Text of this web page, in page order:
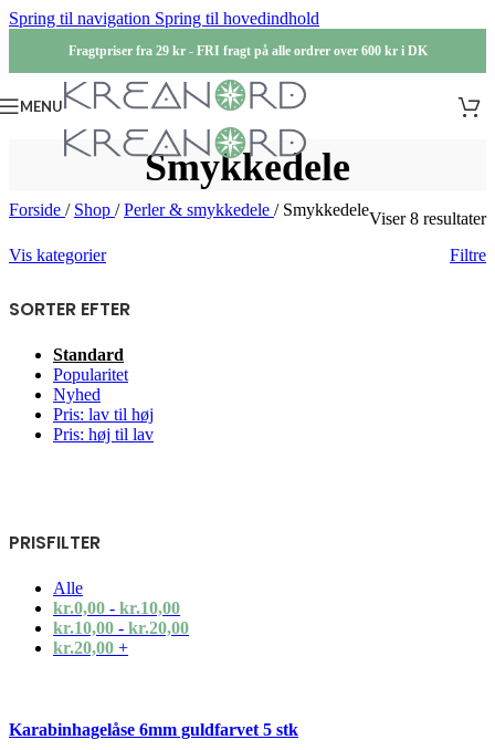
Spring til navigation Spring til hovedindhold
Fragtpriser fra 29 kr - FRI fragt på alle ordrer over 600 kr i DK
MENU
Smykkedele
Forside / Shop / Perler & smykkedele / SmykkedeleViser 8 resultater
Vis kategorier
Filtre
SORTER EFTER
Standard
Popularitet
Nyhed
Pris: lav til høj
Pris: høj til lav
PRISFILTER
Alle
kr.0,00 - kr.10,00
kr.10,00 - kr.20,00
kr.20,00 +
Karabinhagelåse 6mm guldfarvet 5 stk